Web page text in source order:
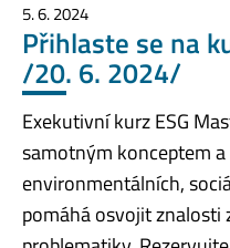
5. 6. 2024
Přihlaste se na
/20. 6. 2024/
Exekutivní kurz ESG
samotným konceptem
environmentálních,
pomáhá osvojit znalosti